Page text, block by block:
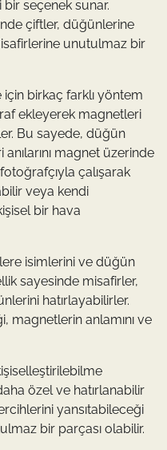
bir seçenek sunar.
çiftler, düğünlerine
unutulmaz bir
birkaç farklı yöntem
ekleyerek magnetleri
Bu sayede, düğün
magnet üzerinde
çalışarak
veya kendi
bir hava
isimlerini ve düğün
sayesinde misafirler,
hatırlayabilirler.
magnetlerin anlamını ve
özel ve hatırlanabilir
yansıtabileceği
bir parçası olabilir.